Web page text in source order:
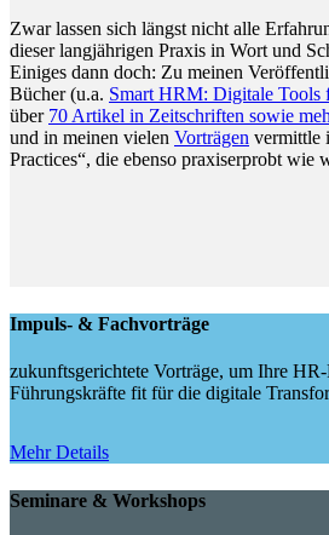
Zwar lassen sich längst nicht alle
dieser langjährigen Praxis in Wort und
Einiges dann doch: Zu meinen
Bücher (u.a. Smart HRM: Digitale Tools
über 70 Artikel in Zeitschriften sowie
und in meinen vielen Vorträgen vermittle
Practices“, die ebenso praxiserprobt wie
Impuls- & Fachvorträge
zukunftsgerichtete Vorträge, um Ihre
Führungskräfte fit für die digitale
Mehr Details
Seminare & Workshops